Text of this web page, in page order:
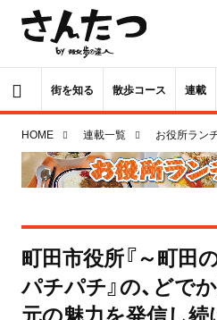
街を知る 散歩コース 連載
HOME 連載一覧 お役所ラン
町田市役所『～町田
パチパチ』の、どで